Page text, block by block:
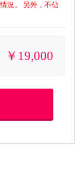
況。 另外，不佔
￥19,000